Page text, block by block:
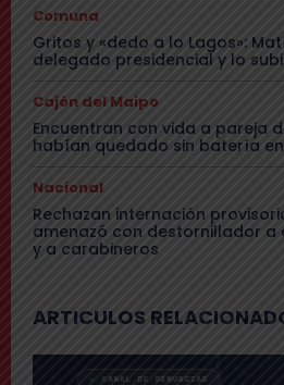
Comuna
Gritos y «dedo a lo Lagos»:
delegado presidencial y lo
Cajón del Maipo
Encuentran con vida a pareja
habían quedado sin batería
Nacional
Rechazan internación
amenazó con destornillador a
y a carabineros
ARTICULOS